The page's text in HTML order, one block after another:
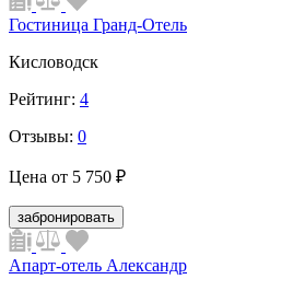
Гостиница Гранд-Отель
Кисловодск
Рейтинг: 4
Отзывы: 0
Цена от 5 750 ₽
забронировать
Апарт-отель Александр